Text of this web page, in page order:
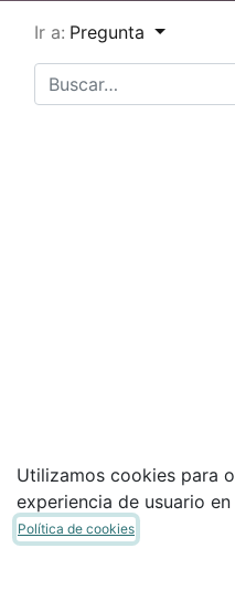
Ir a: Pregunta
Utilizamos cookies para
experiencia de usuario
Política de cookies